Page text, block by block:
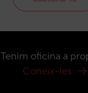
Tenim oficina a
Coneix-les